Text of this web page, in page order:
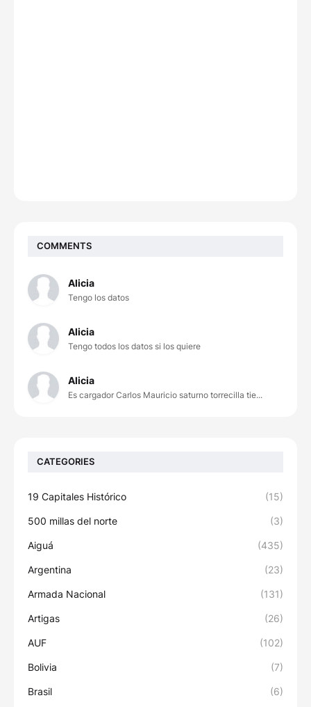
COMMENTS
Alicia
Tengo los datos
Alicia
Tengo todos los datos si los quiere
Alicia
Es cargador Carlos Mauricio saturno torrecilla tie...
CATEGORIES
19 Capitales Histórico (15)
500 millas del norte (3)
Aiguá (435)
Argentina (23)
Armada Nacional (131)
Artigas (26)
AUF (102)
Bolivia (7)
Brasil (6)